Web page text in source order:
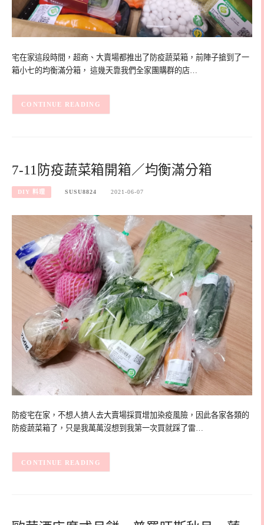
宅在家這段時間，超商、大賣場都推出了防疫蔬菜箱，前陣子搶到了一
箱小七的均衡滿分箱， 這幾天靠我們全家團購群的店…
CONTINUE READING
7-11防疫蔬菜箱開箱／均衡滿分箱
DIY 料理 SUSU8824 2021-06-07
防疫宅在家，不想人擠人去大賣場採買增加染疫風險，因此各家各類的
防疫蔬菜箱了，只是我萬萬沒想到我第一次買就踩了雷…
CONTINUE READING